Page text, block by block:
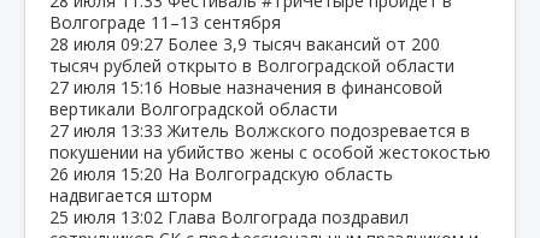
Волгограде 11–13 сентября
28 июля 09:27 Более 3,9 тысяч вакансий от 200
тысяч рублей открыто в Волгоградской области
27 июля 15:16 Новые назначения в финансовой
вертикали Волгоградской области
27 июля 13:33 Житель Волжского подозревается в
покушении на убийство жены с особой жестокостью
26 июля 15:20 На Волгоградскую область
надвигается шторм
25 июля 13:02 Глава Волгограда поздравил